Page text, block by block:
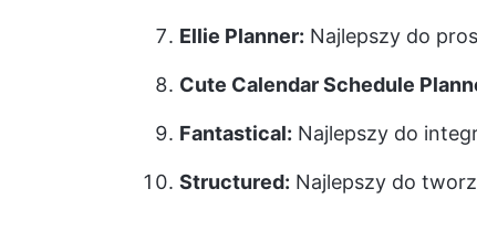
Ellie Planner: Najlepszy do
Cute Calendar Schedule
Fantastical: Najlepszy do
Structured: Najlepszy do